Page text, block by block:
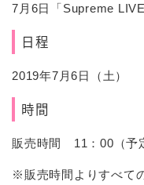
7月6日「Supreme
日程
2019年7月6日（土）
時間
販売時間 11：00（予
※販売時間よりすべて